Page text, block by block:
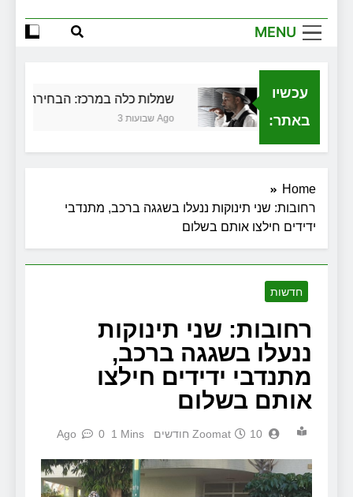
שירותי הקריינות המקצועיים של ויקטוריה
זכויות שמתחילות בעיר: מי מגן עליכם מול
המוסד והביטוחים בירושלים
MENU
עכשיו
באתר:
שמלות כלה במרכז: הבחירה
3 שבועות Ago
בגירושין
Home
רחובות: שני תינוקות ננעלו בשגגה ברכב, מתנדבי
ידידים חילצו אותם בשלום
חדשות
רחובות: שני תינוקות
ננעלו בשגגה ברכב,
מתנדבי ידידים חילצו
אותם בשלום
Zoomat 10 חודשים Ago 0 1 Mins